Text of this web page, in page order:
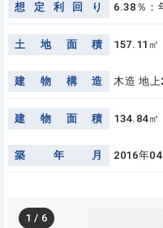
想 定 利 回 り 6.38％：
土 地 面 積 157.11㎡
建 物 構 造 木造 地上
建 物 面 積 134.84㎡
築 年 月 2016年04
1 / 6